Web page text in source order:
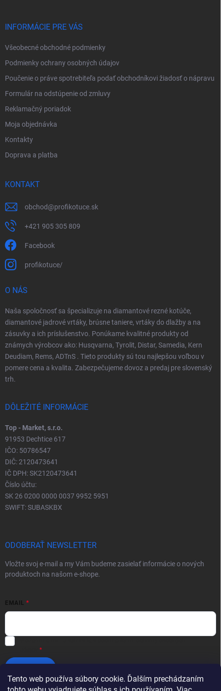
Tento web používa súbory cookie. Ďalším prechádzaním
INFORMÁCIE PRE VÁS
Všeobecné obchodné podmienky
Podmienky ochrany osobných údajov
Poučenie o práve spotrebiteľa podať obchodníkovi žiadosť o nápravu
Formulár na odstúpenie od zmluvy
Reklamačný poriadok
Moja objednávka
Kontakty
Doprava a platba
KONTAKT
obchod@profikotuce.sk
+421 905 305 809
Facebook
profikotuce/
O NÁS
Naša spoločnosť sa špecializuje na diamantové rezné kotúče,
diamantové jadrové vrtáky, brúsne taniere, vrtáky do dlažby a na
zásuvky a ich príslušenstvo. Ponúkame kvalitné produkty od
známych výrobcov ako: Husqvarna, Tyrolit, Distar, Samedia, Kern
Deudiam, Rems, ADTnS . Tieto produkty sú tou najlepšou voľbou v
pomere cena a kvalita. Zabezpečujeme dovoz a predaj pre slovenský
trh.
DÔLEŽITÉ INFORMÁCIE
Top - Market, s.r.o.
91953 Dechtice 617
IČO: 50786547
DIČ: 2120473641
IČ DPH: SK2120473641
Číslo účtu:
SK 26 0200 0000 0037 9952 5951
SWIFT: SUBASKBX
ODOBERAŤ NEWSLETTER
Vložte svoj e-mail a my Vám budeme zasielať informácie o nových
produktoch na našom e-shope.
EMAIL